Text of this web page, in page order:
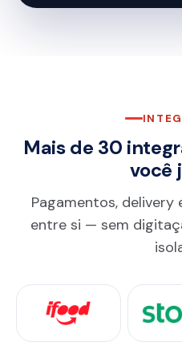
Mais de 30
você
Pagamentos,
entre si — sem